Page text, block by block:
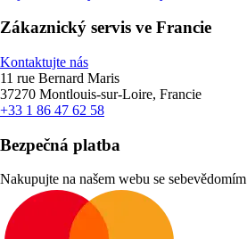
Zákaznický servis ve Francie
Kontaktujte nás
11 rue Bernard Maris
37270 Montlouis-sur-Loire, Francie
+33 1 86 47 62 58
Bezpečná platba
Nakupujte na našem webu se sebevědomím